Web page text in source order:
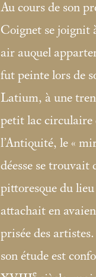
Au cours de son
Coignet se joignit
air auquel
fut peinte lors de
Latium, à une
petit lac circulaire
l’Antiquité, le «
déesse se trouvait
pittoresque du
attachait en
prisée des
son étude est
e